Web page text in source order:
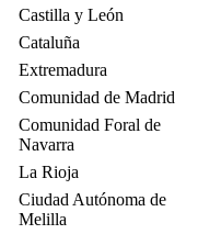
Castilla y León
Cataluña
Extremadura
Comunidad de Madrid
Comunidad Foral de
Navarra
La Rioja
Ciudad Autónoma de
Melilla